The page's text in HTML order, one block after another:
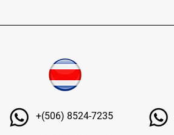
+(506) 8524-7235